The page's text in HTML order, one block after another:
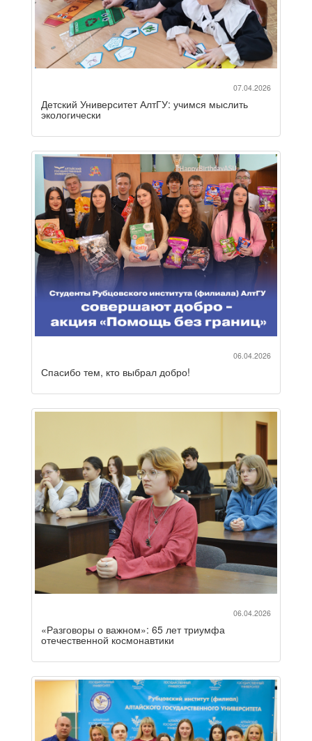
07.04.2026
Детский Университет АлтГУ: учимся мыслить
экологически
06.04.2026
Спасибо тем, кто выбрал добро!
06.04.2026
«Разговоры о важном»: 65 лет триумфа
отечественной космонавтики